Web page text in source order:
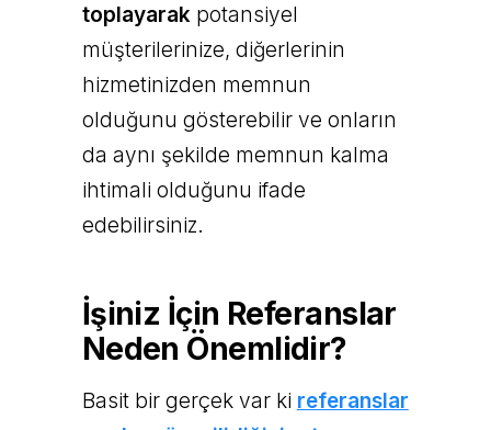
toplayarak potansiyel
müşterilerinize, diğerlerinin
hizmetinizden memnun
olduğunu gösterebilir ve onların
da aynı şekilde memnun kalma
ihtimali olduğunu ifade
edebilirsiniz.
İşiniz İçin Referanslar
Neden Önemlidir?
Basit bir gerçek var ki referanslar